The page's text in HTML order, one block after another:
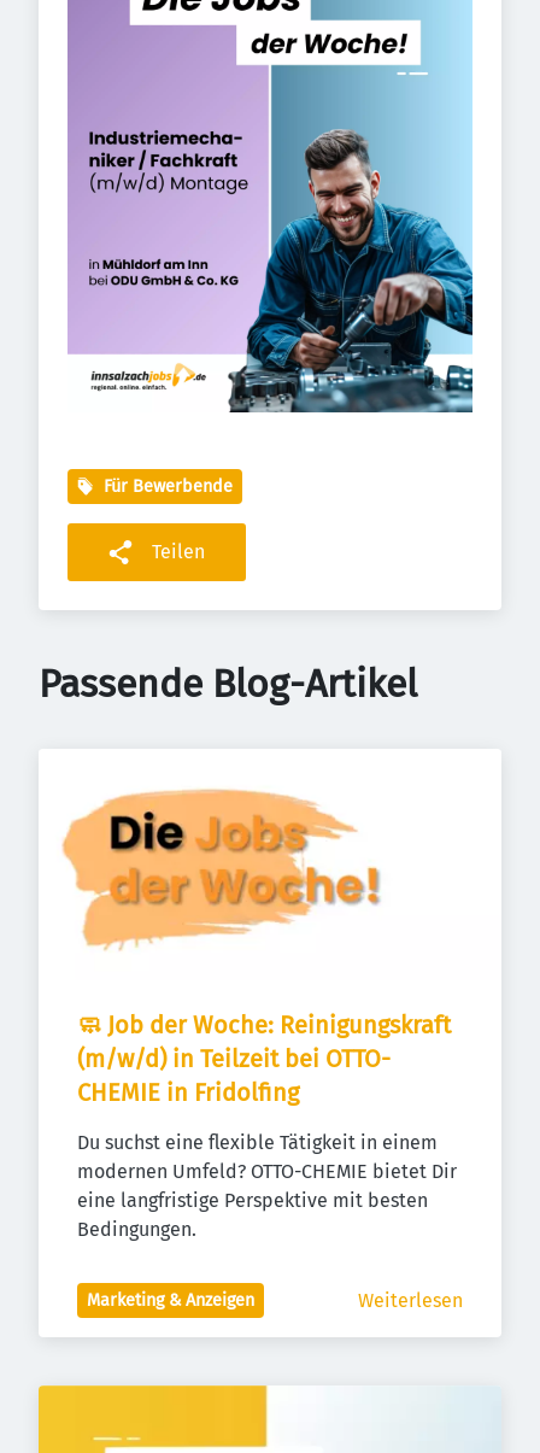
Für Bewerbende
Teilen
Passende Blog-Artikel
🧼 Job der Woche: Reinigungskraft
(m/w/d) in Teilzeit bei OTTO-
CHEMIE in Fridolfing
Du suchst eine flexible Tätigkeit in einem
modernen Umfeld? OTTO-CHEMIE bietet Dir
eine langfristige Perspektive mit besten
Bedingungen.
Marketing & Anzeigen Weiterlesen